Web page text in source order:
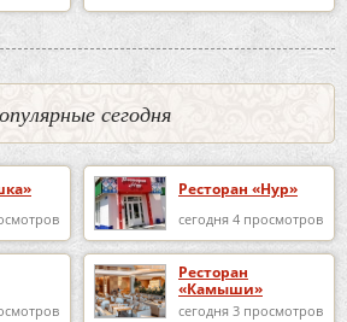
сегодня
Ресторан «Нур»
сегодня 4 просмотров
Ресторан
«Камыши»
сегодня 3 просмотров